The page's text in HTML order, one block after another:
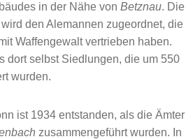
in der Nähe von Betznau. Die
den Alemannen zugeordnet, die
Waffengewalt vertrieben haben.
dort selbst Siedlungen, die um 550
wurden.
ist 1934 entstanden, als die Ämter
zusammengeführt wurden. In